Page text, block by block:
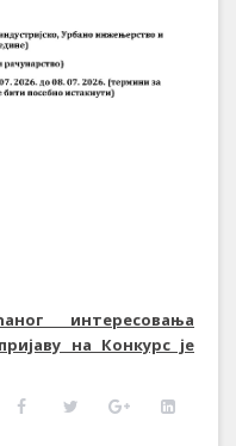
интересовања
на Конкурс је